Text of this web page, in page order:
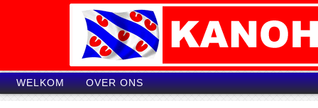
WELKOM OVER ONS